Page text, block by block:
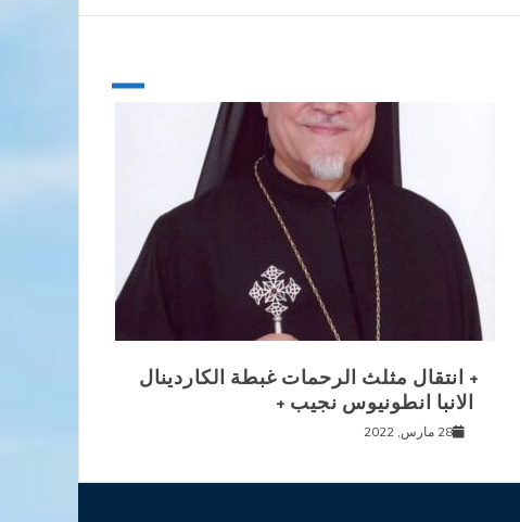
+ انتقال مثلث الرحمات غبطة الكاردينال
الانبا انطونيوس نجيب +
28 مارس, 2022